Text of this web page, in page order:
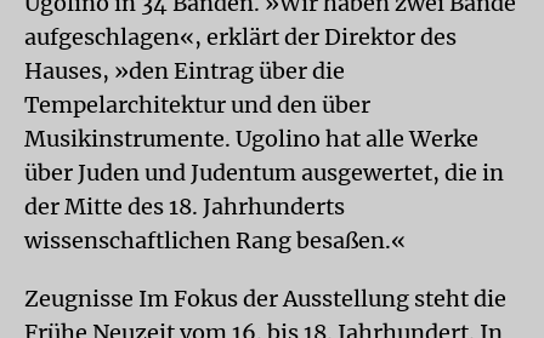
aufgeschlagen«, erklärt der Direktor des
Hauses, »den Eintrag über die
Tempelarchitektur und den über
Musikinstrumente. Ugolino hat alle Werke
über Juden und Judentum ausgewertet, die in
der Mitte des 18. Jahrhunderts
wissenschaftlichen Rang besaßen.«
Zeugnisse Im Fokus der Ausstellung steht die